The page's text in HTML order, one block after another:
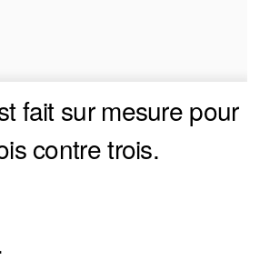
fait sur mesure pour
contre trois.